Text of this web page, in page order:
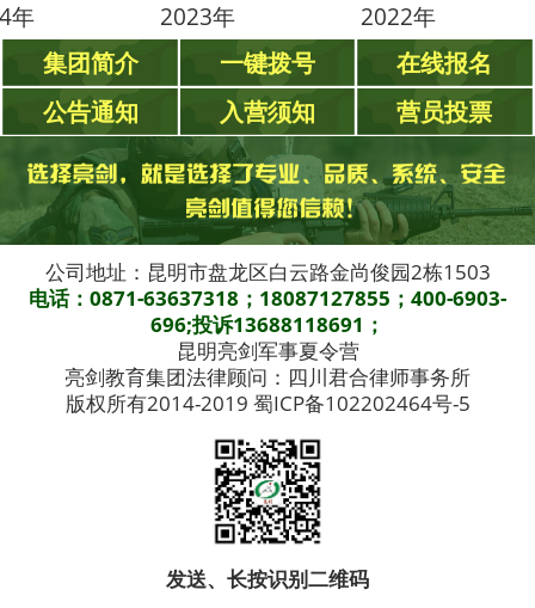
2023年 2022年
集团简介 一键拨号
在线报名
公告通知
入营须知 营员投票
公司地址：昆明市盘龙区白云路金尚俊园2栋1503
电话：0871-63637318；18087127855；400-6903-
696;投诉13688118691；
昆明亮剑军事夏令营
亮剑教育集团法律顾问：四川君合律师事务所
版权所有2014-2019 蜀ICP备102202464号-5
发送、长按识别二维码